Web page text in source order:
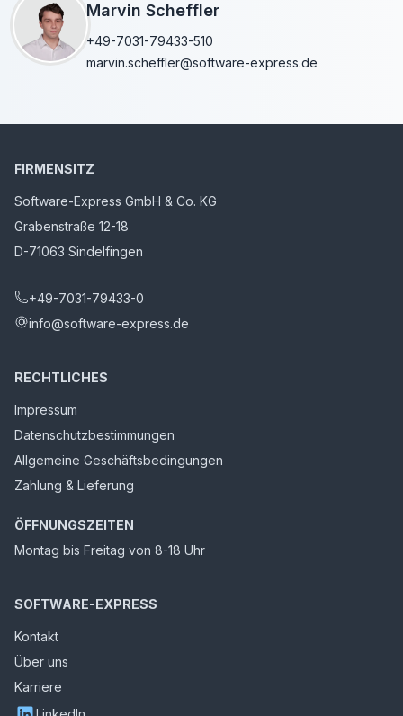
Marvin Scheffler
+49-7031-79433-510
marvin.scheffler@software-express.de
FIRMENSITZ
Software-Express GmbH & Co. KG
Grabenstraße 12-18
D-71063 Sindelfingen
+49-7031-79433-0
info@software-express.de
RECHTLICHES
Impressum
Datenschutzbestimmungen
Allgemeine Geschäftsbedingungen
Zahlung & Lieferung
ÖFFNUNGSZEITEN
Montag bis Freitag von 8-18 Uhr
SOFTWARE-EXPRESS
Kontakt
Über uns
Karriere